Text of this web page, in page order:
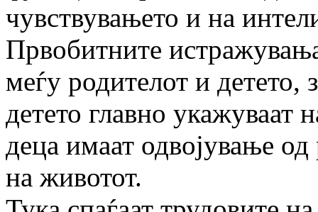
чувствувањето и на
Првобитните
меѓу родителот и детето,
детето главно укажуваат
деца имаат одвојување
на животот.